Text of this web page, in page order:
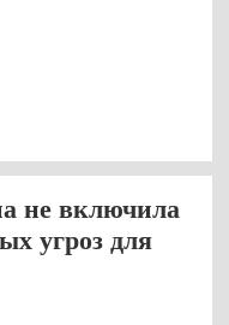
не включила
угроз для